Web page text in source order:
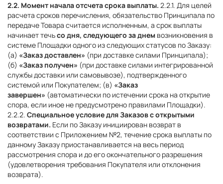
2.2. Момент начала отсчета срока выплаты. 2.2.1. Для целей
расчета сроков перечисления, обязательство Принципала по
передаче Товара считается исполненным, а срок выплаты
начинает течьсо дня, следующего за днем возникновения в
системе Площадки одного из следующих статусов по Заказу:
(а) «Заказ доставлен» (при доставке силами Принципала);
(б) «Заказ получен» (при доставке силами интегрированной
службы доставки или самовывозе), подтвержденного
системой или Покупателем; (в) «Заказ
завершен» (автоматически по истечении срока на открытие
спора, если иное не предусмотрено правилами Площадки).
2.2.2. Специальное условие для Заказов с открытыми
возвратами. Если по Заказу инициирован возврат в
соответствии с Приложением №2, течение срока выплаты по
данному Заказу приостанавливается на весь период
рассмотрения спора и до его окончательного разрешения
(удовлетворения требования Покупателя или отклонения
возврата).